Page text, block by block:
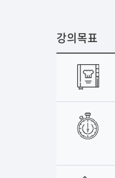
강의목표